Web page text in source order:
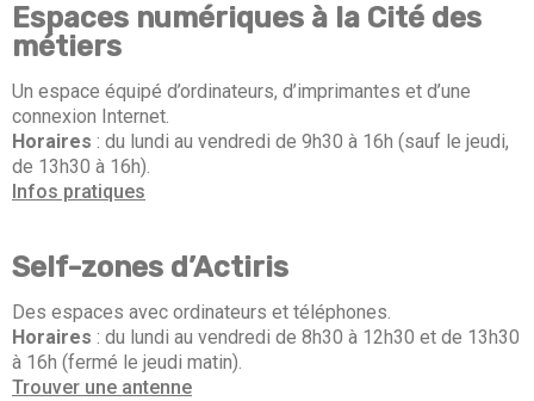
Espaces numériques à la Cité des
métiers
Un espace équipé d’ordinateurs, d’imprimantes et d’une
connexion Internet.
Horaires : du lundi au vendredi de 9h30 à 16h (sauf le jeudi,
de 13h30 à 16h).
Infos pratiques
Self-zones d’Actiris
Des espaces avec ordinateurs et téléphones.
Horaires : du lundi au vendredi de 8h30 à 12h30 et de 13h30
à 16h (fermé le jeudi matin).
Trouver une antenne